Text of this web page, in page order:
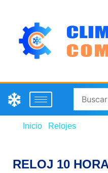
Inicio Relojes
RELOJ 10